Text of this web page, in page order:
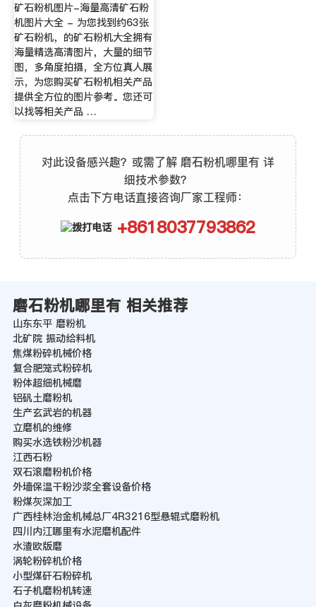
矿石粉机图片-海量高清矿石粉
机图片大全 - 为您找到约63张
矿石粉机，的矿石粉机大全拥有
海量精选高清图片，大量的细节
图，多角度拍摄，全方位真人展
示，为您购买矿石粉机相关产品
提供全方位的图片参考。您还可
以找等相关产品 …
对此设备感兴趣？或需了解 磨石粉机哪里有 详
细技术参数？
点击下方电话直接咨询厂家工程师：
+8618037793862
磨石粉机哪里有 相关推荐
山东东平 磨粉机
北矿院 振动给料机
焦煤粉碎机械价格
复合肥笼式粉碎机
粉体超细机械磨
铝矾土磨粉机
生产玄武岩的机器
立磨机的维修
购买水选铁粉沙机器
江西石粉
双石滚磨粉机价格
外墙保温干粉沙浆全套设备价格
粉煤灰深加工
广西桂林治金机械总厂4R3216型悬辊式磨粉机
四川内江哪里有水泥磨机配件
水渣欧版磨
涡轮粉碎机价格
小型煤矸石粉碎机
石子机磨粉机转速